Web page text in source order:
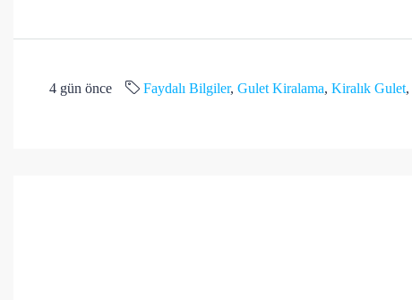
4 gün önce Faydalı Bilgiler, Gulet Kiralama, Kiralık Gulet,